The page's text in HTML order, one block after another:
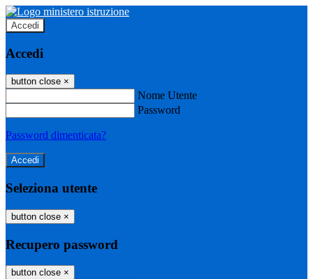
Accedi
Accedi
button close ×
Nome Utente
Password
Password dimenticata?
Seleziona utente
button close ×
Recupero password
button close ×